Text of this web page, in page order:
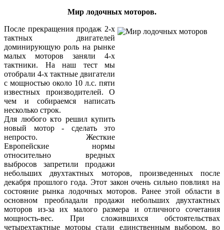
Мир лодочных моторов.
После прекращения продаж 2-х
тактных двигателей
доминирующую роль на рынке
малых моторов заняли 4-х
тактники. На наш тест мы
отобрали 4-х тактные двигатели
с мощностью около 10 л.с. пяти
известных производителей. О
чем и собираемся написать
несколько строк.
Для любого кто решил купить
новый мотор - сделать это
непросто. Жесткие
Европейские нормы
относительно вредных
выбросов запретили продажи
небольших двухтактных моторов, произведенных после
декабря прошлого года. Этот закон очень сильно повлиял на
состояние рынка лодочных моторов. Ранее этой области в
основном преобладали продажи небольших двухтактных
моторов из-за их малого размера и отличного сочетания
мощность-вес. При сложившихся обстоятельствах
четырехтактные моторы стали единственным выбором, во